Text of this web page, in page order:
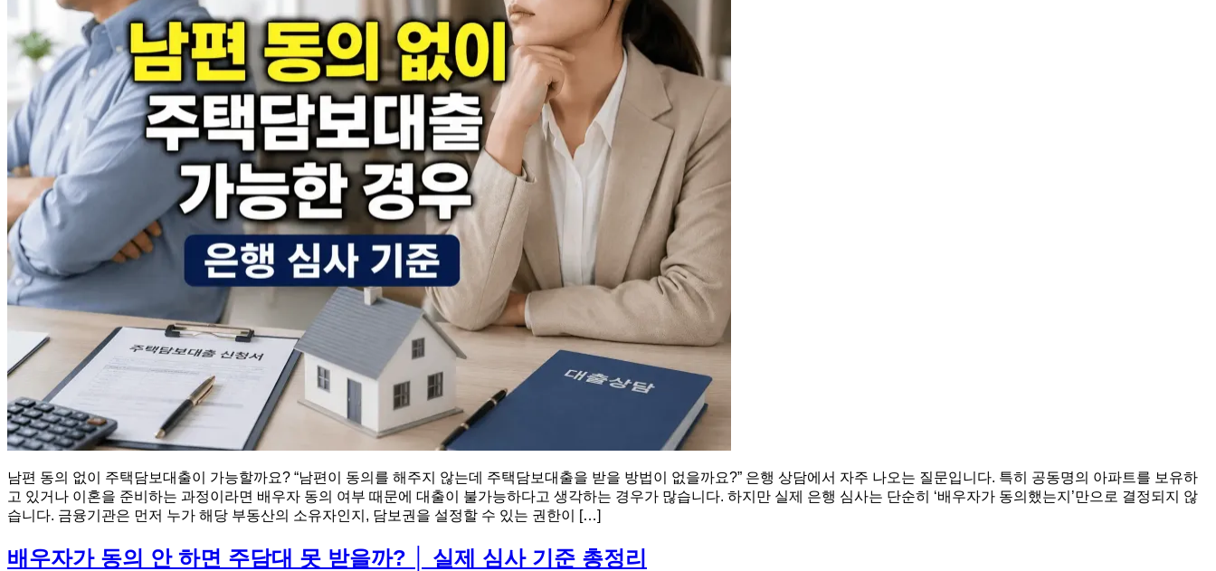
남편 동의 없이 주택담보대출이 가능할까요? “남편이 동의를 해주지 않는데 주택담보대출을 받을 방법이 없을까요?” 은행 상담에서 자주 나오는 질문입니다. 특히 공동명의 아파트를 보유하
고 있거나 이혼을 준비하는 과정이라면 배우자 동의 여부 때문에 대출이 불가능하다고 생각하는 경우가 많습니다. 하지만 실제 은행 심사는 단순히 ‘배우자가 동의했는지’만으로 결정되지 않
습니다. 금융기관은 먼저 누가 해당 부동산의 소유자인지, 담보권을 설정할 수 있는 권한이 […]
배우자가 동의 안 하면 주담대 못 받을까? │ 실제 심사 기준 총정리